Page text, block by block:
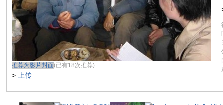
推荐为影片封面(已有18次推荐)
> 上传